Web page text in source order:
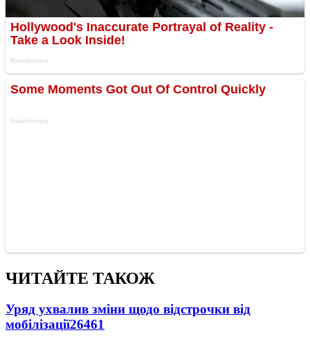
ЧИТАЙТЕ ТАКОЖ
Уряд ухвалив зміни щодо відстрочки від
мобілізації26461